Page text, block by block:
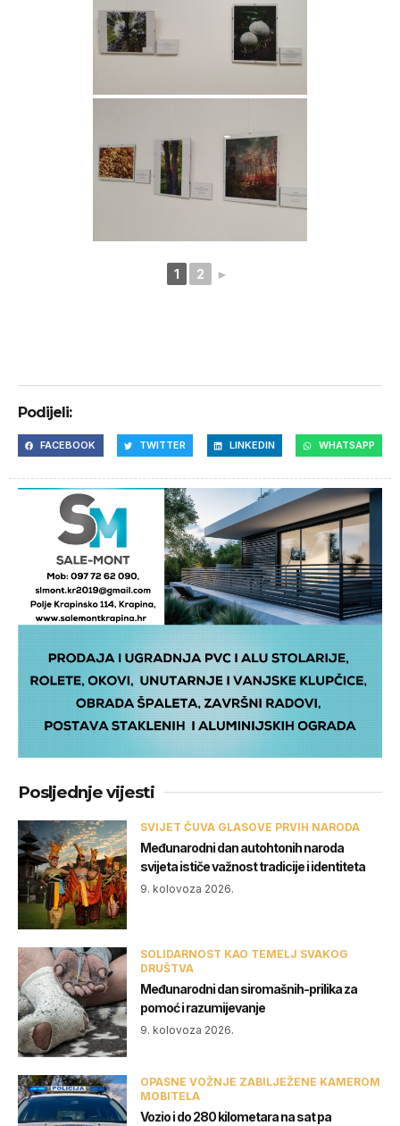
1 2 ►
Podijeli:
FACEBOOK TWITTER LINKEDIN WHATSAPP
Posljednje vijesti
SVIJET ČUVA GLASOVE PRVIH NARODA
Međunarodni dan autohtonih naroda
svijeta ističe važnost tradicije i identiteta
9. kolovoza 2026.
SOLIDARNOST KAO TEMELJ SVAKOG
DRUŠTVA
Međunarodni dan siromašnih-prilika za
pomoć i razumijevanje
9. kolovoza 2026.
OPASNE VOŽNJE ZABILJEŽENE KAMEROM
MOBITELA
Vozio i do 280 kilometara na sat pa